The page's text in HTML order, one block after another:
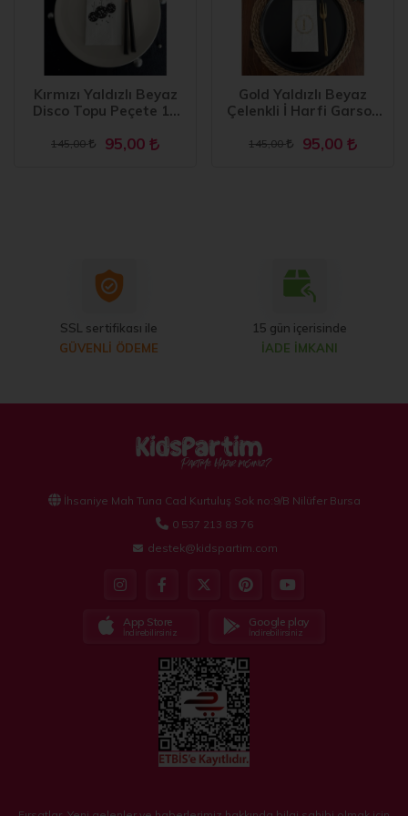
Sünnet bannerları, sünnet partisi için uygun olan farklı
boyutlarda ve tasarımlarda sunulur. Kidspartim.com, sünnet
partisi için özel olarak tasarlanmış farklı sünnet bannerları
sunar. Bu bannerlar, partinin konseptine uygun olarak
tasarlanmıştır ve partinin havasını yükseltmek için mükemmel
Sünnet Fotoğraf Standı
Sünnet partisinde, konukların eğlenmelerini ve anılarını
ölümsüzleştirmelerini sağlayacak bir fotoğraf standı kurmak
olarak tasarlanmış birçok farklı sünnet fotoğraf standı seçeneği
Kırmızı Yaldızlı Beyaz
Disco Topu Peçete 16
145,00 95,00
Gold Yaldızlı Beyaz
Çelenkli İ Harfi Garson
145,00 95,00
SSL sertifikası ile
GÜVENLİ ÖDEME
15 gün içerisinde
İADE İMKANI
İhsaniye Mah Tuna Cad Kurtuluş Sok no:9/B Nilüfer Bursa
0 537 213 83 76
destek@kidspartim.com
App Store
İndirebilirsiniz
Google play
İndirebilirsiniz